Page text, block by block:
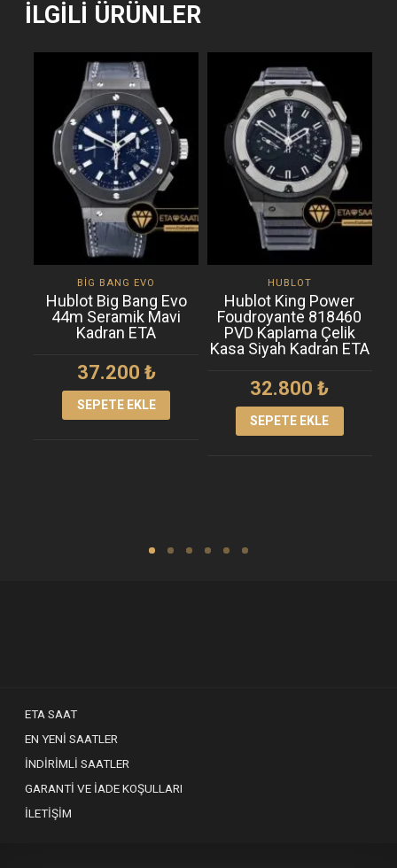
İLGILI ÜRÜNLER
BIG BANG EVO
Hublot Big Bang Evo
44m Seramik Mavi
Kadran ETA
37.200 ₺
SEPETE EKLE
HUBLOT
Hublot King Power
Foudroyante 818460
PVD Kaplama Çelik
Kasa Siyah Kadran ETA
32.800₺
SEPETE EKLE
ETA SAAT
EN YENI SAATLER
İNDIRIMLI SAATLER
GARANTI VE İADE KOŞULLARI
İLETIŞIM